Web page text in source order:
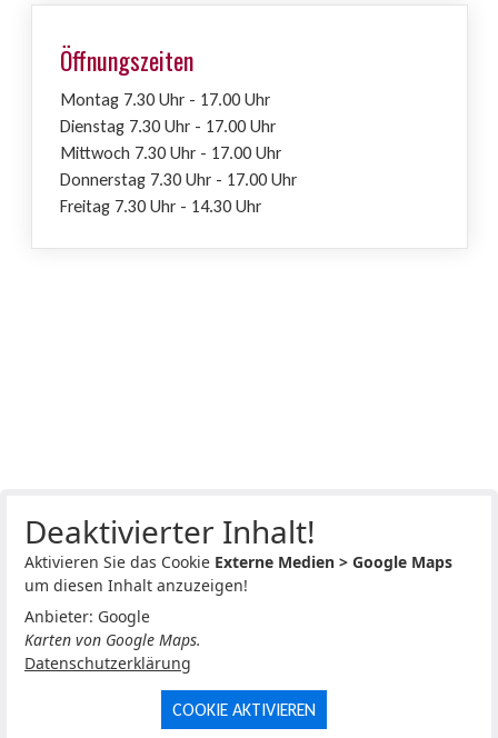
Öffnungszeiten
Montag 7.30 Uhr - 17.00 Uhr
Dienstag 7.30 Uhr - 17.00 Uhr
Mittwoch 7.30 Uhr - 17.00 Uhr
Donnerstag 7.30 Uhr - 17.00 Uhr
Freitag 7.30 Uhr - 14.30 Uhr
Deaktivierter Inhalt!
Aktivieren Sie das Cookie Externe Medien > Google Maps
um diesen Inhalt anzuzeigen!
Anbieter: Google
Karten von Google Maps.
Datenschutzerklärung
COOKIE AKTIVIEREN